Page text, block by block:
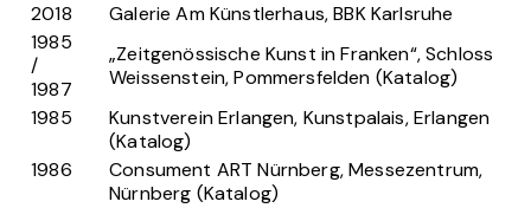
2018
Galerie Am Künstlerhaus, BBK Karlsruhe
1985
/
1987
„Zeitgenössische Kunst in Franken“, Schloss
Weissenstein, Pommersfelden (Katalog)
1985
Kunstverein Erlangen, Kunstpalais, Erlangen
(Katalog)
1986
Consument ART Nürnberg, Messezentrum,
Nürnberg (Katalog)